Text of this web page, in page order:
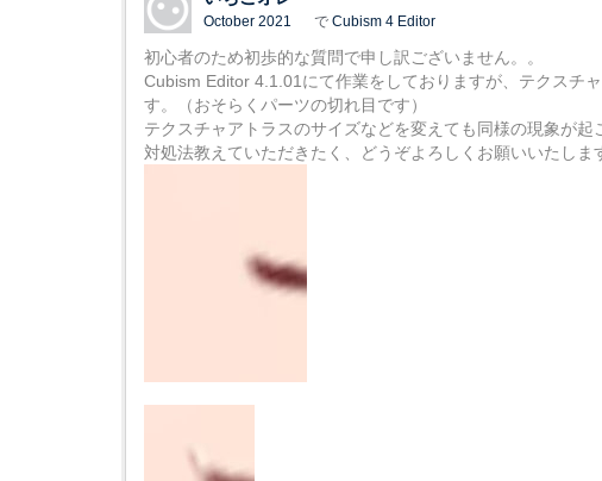
October 2021 で Cubism 4 Editor
初心者のため初歩的な質問で申し訳ございません。。
Cubism Editor 4.1.01にて作業をしておりますが、テクスチ
す。（おそらくパーツの切れ目です）
テクスチャアトラスのサイズなどを変えても同様の現象が起
対処法教えていただきたく、どうぞよろしくお願いいたしま